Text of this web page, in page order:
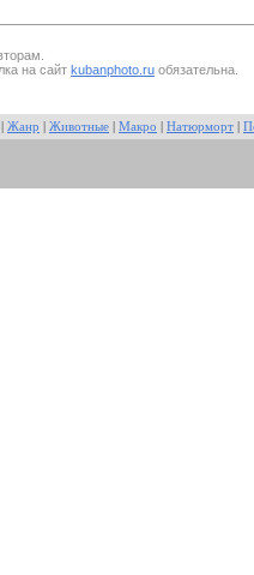
на сайт kubanphoto.ru обязательна.
Жанр Животные Макро Натюрморт